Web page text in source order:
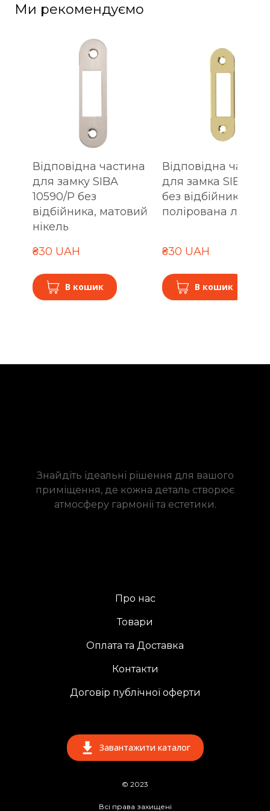
Ми рекомендуємо
Відповідна частина
для замку SIBA
10590/P без
відбійника, матовий
нікель
₴30 UAH
В кошик
Відповідна
для замка SIBA
без відбійника,
полірована латунь
₴30 UAH
В кошик
Знайдіть ідеальні рішення для вашого
приміщення, де кожна деталь створює
атмосферу гармонії та естетики.
Про нас
Товари
Оплата та Доставка
Контакти
Договір публічної оферти
Завантажити каталог
© 2023
Всі права захищені